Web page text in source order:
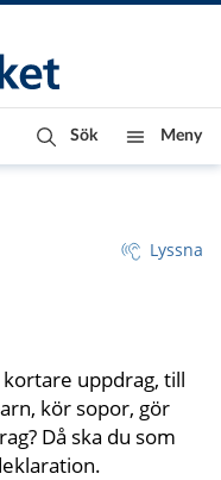
Sök Meny
Lyssna
uppdrag, till
kör sopor, gör
Då ska du som